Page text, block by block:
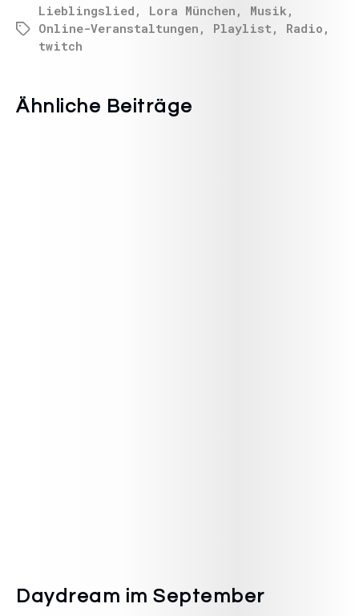
Lieblingslied , Lora München , Musik ,
Online-Veranstaltungen , Playlist , Radio ,
twitch
Ähnliche Beiträge
Daydream im September